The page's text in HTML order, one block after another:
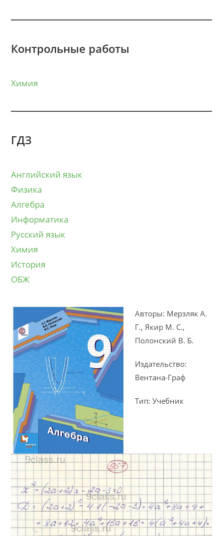
Контрольные работы
Химия
ГДЗ
Английский язык
Физика
Алгебра
Информатика
Русский язык
Химия
История
ОБЖ
Авторы: Мерзляк А.
Г., Якир М. С.,
Полонский В. Б.
Издательство:
Вентана-Граф
Тип: Учебник